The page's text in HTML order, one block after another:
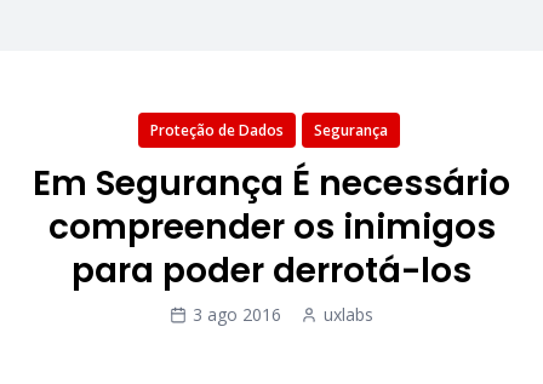
Proteção de Dados Segurança
Em Segurança É necessário
compreender os inimigos
para poder derrotá-los
3 ago 2016 uxlabs